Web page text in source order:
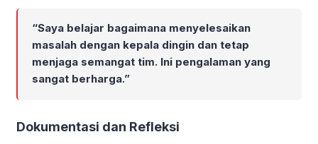
“Saya belajar bagaimana menyelesaikan
masalah dengan kepala dingin dan tetap
menjaga semangat tim. Ini pengalaman yang
sangat berharga.”
Dokumentasi dan Refleksi